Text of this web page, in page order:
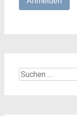
Suchen